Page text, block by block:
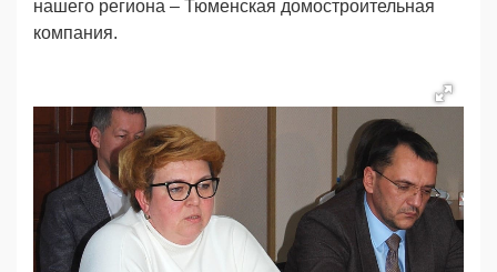
нашего региона – Тюменская домостроительная
компания.